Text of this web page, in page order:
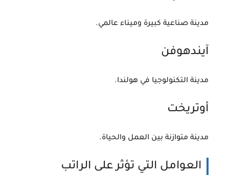
مدينة صناعية كبيرة وميناء عالمي.
آيندهوفن
مدينة التكنولوجيا في هولندا.
أوتريخت
مدينة متوازنة بين العمل والحياة.
العوامل التي تؤثر على الراتب